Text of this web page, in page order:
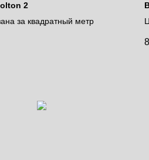
2
за квадратный метр